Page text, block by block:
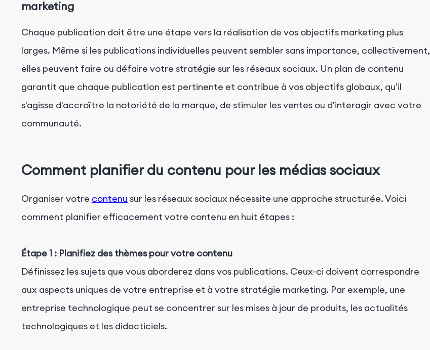
marketing
Chaque publication doit être une étape vers la réalisation de vos objectifs marketing plus
larges. Même si les publications individuelles peuvent sembler sans importance, collectivement,
elles peuvent faire ou défaire votre stratégie sur les réseaux sociaux. Un plan de contenu
garantit que chaque publication est pertinente et contribue à vos objectifs globaux, qu'il
s'agisse d'accroître la notoriété de la marque, de stimuler les ventes ou d'interagir avec votre
communauté.
Comment planifier du contenu pour les médias sociaux
Organiser votre contenu sur les réseaux sociaux nécessite une approche structurée. Voici
comment planifier efficacement votre contenu en huit étapes :
Étape 1 : Planifiez des thèmes pour votre contenu
Définissez les sujets que vous aborderez dans vos publications. Ceux-ci doivent correspondre
aux aspects uniques de votre entreprise et à votre stratégie marketing. Par exemple, une
entreprise technologique peut se concentrer sur les mises à jour de produits, les actualités
technologiques et les didacticiels.